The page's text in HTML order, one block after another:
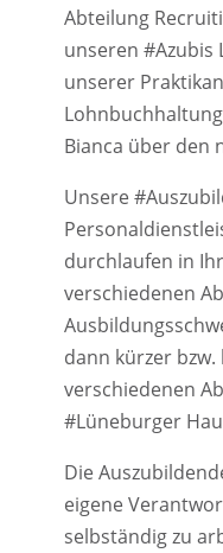
Abteilung
unseren #Azubis
unserer
Bianca über den
Unsere
durchlaufen in
verschiedenen
dann kürzer
verschiedenen
#Lüneburger
Die
eigene
selbständig zu